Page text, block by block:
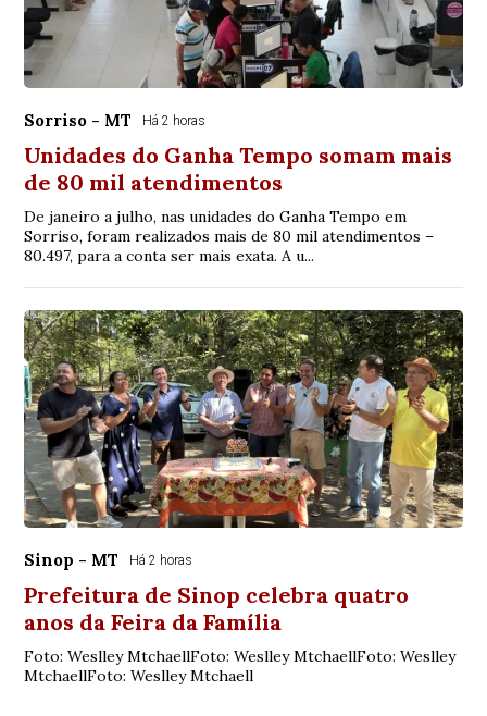
Sorriso - MT Há 2 horas
Unidades do Ganha Tempo somam mais
de 80 mil atendimentos
De janeiro a julho, nas unidades do Ganha Tempo em
Sorriso, foram realizados mais de 80 mil atendimentos –
80.497, para a conta ser mais exata. A u...
Sinop - MT Há 2 horas
Prefeitura de Sinop celebra quatro
anos da Feira da Família
Foto: Weslley MtchaellFoto: Weslley MtchaellFoto: Weslley
MtchaellFoto: Weslley Mtchaell